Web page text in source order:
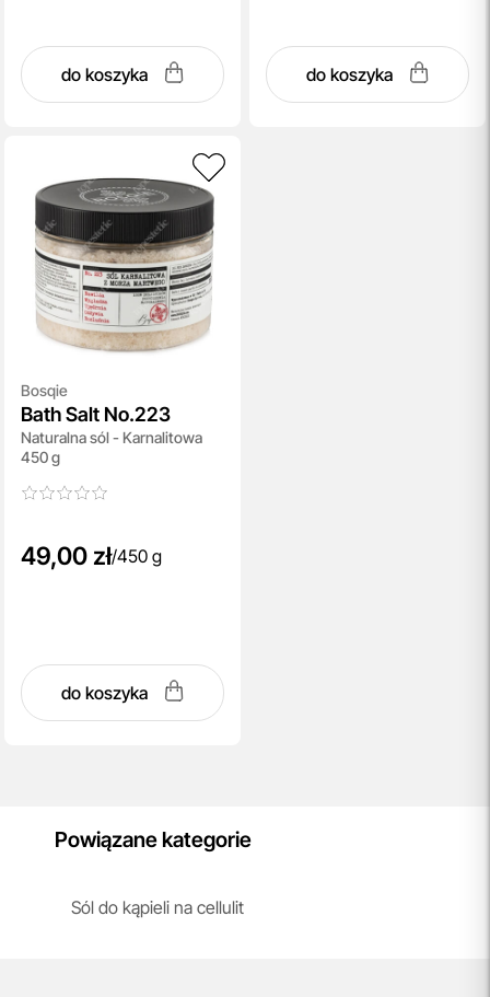
do koszyka do koszyka
Bosqie
Bath Salt No.223
Naturalna sól - Karnalitowa
450 g
49,00 zł/450 g
do koszyka
Powiązane kategorie
Sól do kąpieli na cellulit